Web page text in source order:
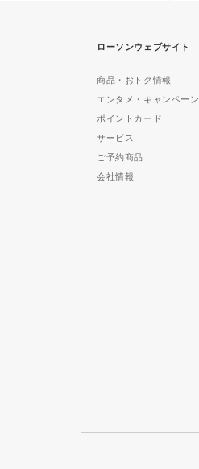
ローソンウェブサイト
商品・おトク情報
エンタメ・キャンペーン
ポイントカード
サービス
ご予約商品
会社情報